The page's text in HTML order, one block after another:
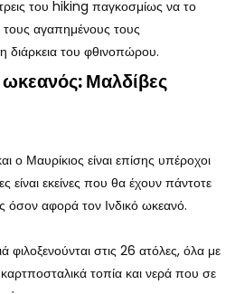
του hiking παγκοσμίως να το
τους αγαπημένους τους
διάρκεια του φθινοπώρου.
ωκεανός: Μαλδίβες
ο Μαυρίκιος είναι επίσης υπέροχοι
είναι εκείνες που θα έχουν πάντοτε
όσον αφορά τον Ινδικό ωκεανό.
φιλοξενούνται στις 26 ατόλες, όλα με
τοπία και νερά που σε